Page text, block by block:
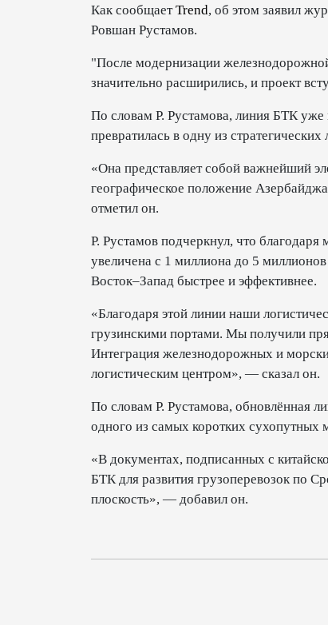
Как сообщаетTrend, об этом заявил
Ровшан Рустамов.
"После модернизации
значительно расширились, и проект
По словам Р. Рустамова, линия БТК
превратилась в одну из
«Она представляет собой важнейший
географическое положение
отметил он.
Р. Рустамов подчеркнул, что
увеличена с 1 миллиона до 5
Восток–Запад быстрее и эффективнее.
«Благодаря этой линии наши
грузинскими портами. Мы получили
Интеграция железнодорожных и
логистическим центром», — сказал он.
По словам Р. Рустамова, обновлённая
одного из самых коротких
«В документах, подписанных с
БТК для развития грузоперевозок по
плоскость», — добавил он.